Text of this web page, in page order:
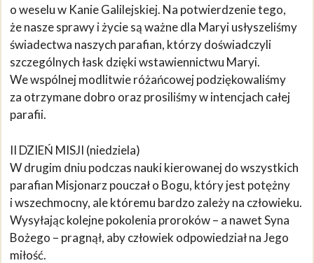
o weselu w Kanie Galilejskiej. Na potwierdzenie tego,
że nasze sprawy i życie są ważne dla Maryi usłyszeliśmy
świadectwa naszych parafian, którzy doświadczyli
szczególnych łask dzięki wstawiennictwu Maryi.
We wspólnej modlitwie różańcowej podziękowaliśmy
za otrzymane dobro oraz prosiliśmy w intencjach całej
parafii.
II DZIEŃ MISJI (niedziela)
W drugim dniu podczas nauki kierowanej do wszystkich
parafian Misjonarz pouczał o Bogu, który jest potężny
i wszechmocny, ale któremu bardzo zależy na człowieku.
Wysyłając kolejne pokolenia proroków – a nawet Syna
Bożego – pragnął, aby człowiek odpowiedział na Jego
miłość.